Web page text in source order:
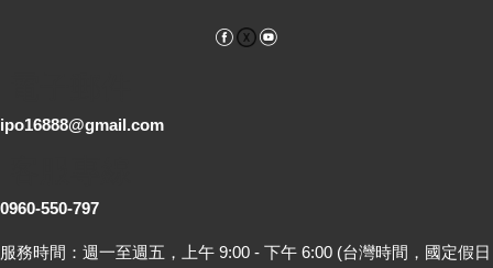
Facebook
ipo16888@gmail.com
0960-550-797
服務時間：週一至週五，上午 9:00 - 下午 6:00 (台灣時間，國定假日